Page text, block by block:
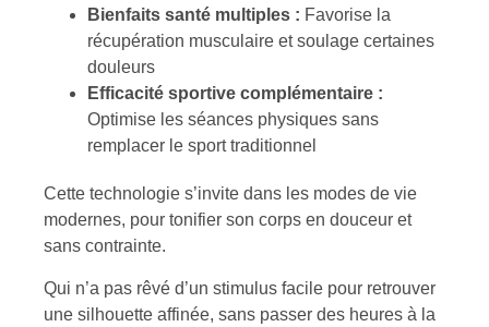
Bienfaits santé multiples : Favorise la
récupération musculaire et soulage certaines
douleurs
Efficacité sportive complémentaire :
Optimise les séances physiques sans
remplacer le sport traditionnel
Cette technologie s’invite dans les modes de vie
modernes, pour tonifier son corps en douceur et
sans contrainte.
Qui n’a pas rêvé d’un stimulus facile pour retrouver
une silhouette affinée, sans passer des heures à la